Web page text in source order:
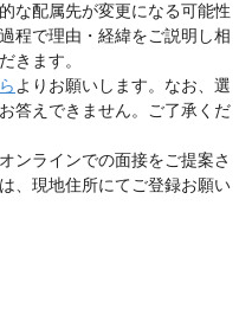
な配属先が変更になる可能性
程で理由・経緯をご説明し相
きます。
よりお願いします。なお、選
答えできません。ご了承くだ
ンラインでの面接をご提案さ
、現地住所にてご登録お願い